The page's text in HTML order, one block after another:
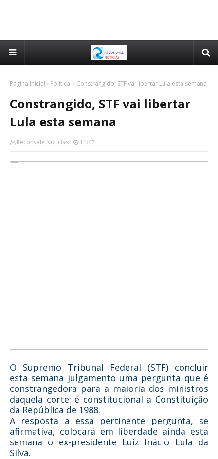
Página inicial Politica: Constrangido, STF vai libertar Lula esta semana
Constrangido, STF vai libertar
Lula esta semana
Reconvale Noticias 11:42
O Supremo Tribunal Federal (STF) concluir
esta semana julgamento uma pergunta que é
constrangedora para a maioria dos ministros
daquela corte: é constitucional a Constituição
da República de 1988.
A resposta a essa pertinente pergunta, se
afirmativa, colocará em liberdade ainda esta
semana o ex-presidente Luiz Inácio Lula da
Silva.